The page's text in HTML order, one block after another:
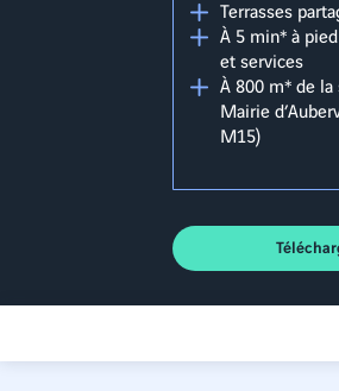
Terrasses
À 5 min* à
et services
À 800 m* de
Mairie
M15)